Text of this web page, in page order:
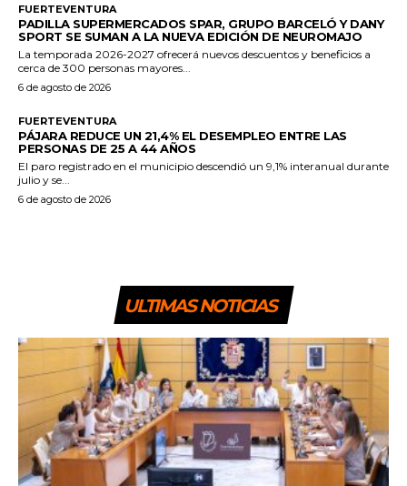
FUERTEVENTURA
PADILLA SUPERMERCADOS SPAR, GRUPO BARCELÓ Y DANY
SPORT SE SUMAN A LA NUEVA EDICIÓN DE NEUROMAJO
La temporada 2026-2027 ofrecerá nuevos descuentos y beneficios a
cerca de 300 personas mayores...
6 de agosto de 2026
FUERTEVENTURA
PÁJARA REDUCE UN 21,4% EL DESEMPLEO ENTRE LAS
PERSONAS DE 25 A 44 AÑOS
El paro registrado en el municipio descendió un 9,1% interanual durante
julio y se...
6 de agosto de 2026
ULTIMAS NOTICIAS